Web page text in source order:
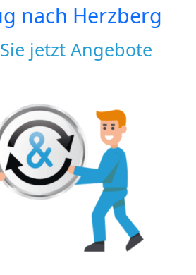
nach Herzberg
jetzt Angebote